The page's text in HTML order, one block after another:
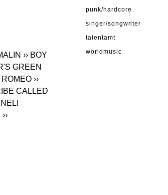
›› BOY
GREEN
ROMEO ››
CALLED
››
punk/hardcore
singer/songwriter
talentamt
worldmusic